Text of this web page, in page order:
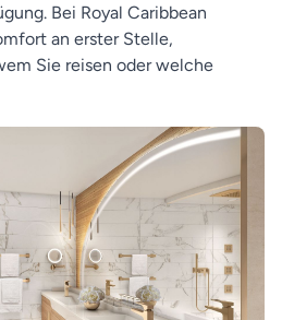
Bei Royal Caribbean
an erster Stelle,
Sie reisen oder welche